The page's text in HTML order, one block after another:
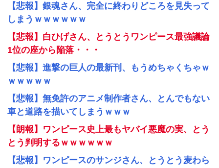
【悲報】銀魂さん、完全に終わりどころを見失って
しまうｗｗｗｗｗｗ
【悲報】白ひげさん、とうとうワンピース最強議論
1位の座から陥落・・・
【悲報】進撃の巨人の最新刊、もうめちゃくちゃｗ
ｗｗｗｗｗ
【悲報】無免許のアニメ制作者さん、とんでもない
車と道路を描いてしまうｗｗｗ
【朗報】ワンピース史上最もヤバイ悪魔の実、とう
とう判明するｗｗｗｗｗｗ
【悲報】ワンピースのサンジさん、とうとう麦わら